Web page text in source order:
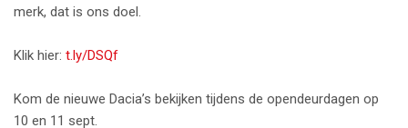
merk, dat is ons doel.
Klik hier: t.ly/DSQf
Kom de nieuwe Dacia’s bekijken tijdens de opendeurdagen op
10 en 11 sept.